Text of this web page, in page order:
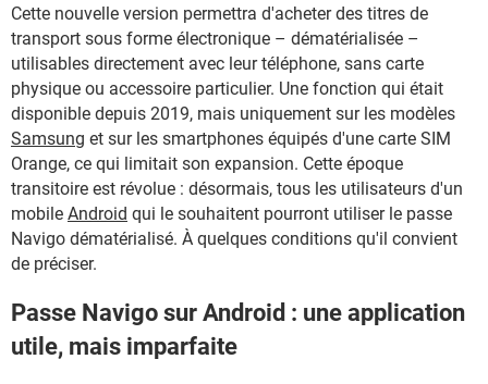
Cette nouvelle version permettra d'acheter des titres de
transport sous forme électronique – dématérialisée –
utilisables directement avec leur téléphone, sans carte
physique ou accessoire particulier. Une fonction qui était
disponible depuis 2019, mais uniquement sur les modèles
Samsung et sur les smartphones équipés d'une carte SIM
Orange, ce qui limitait son expansion. Cette époque
transitoire est révolue : désormais, tous les utilisateurs d'un
mobile Android qui le souhaitent pourront utiliser le passe
Navigo dématérialisé. À quelques conditions qu'il convient
de préciser.
Passe Navigo sur Android : une application
utile, mais imparfaite